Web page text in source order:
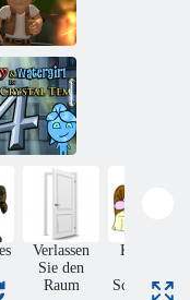
und
4:
Verlassen
Sie den
Raum
Kammer
Schreckens